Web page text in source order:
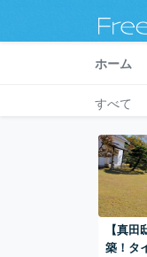
ホーム
すべて
【真
築！タ